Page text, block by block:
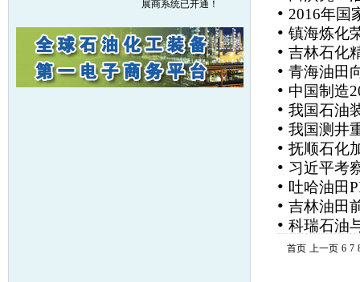
展商系统已开通！
• 2016年国
• 镇海炼化
• 吉林石化
• 青海油田
• 中国制造
• 我国石油
• 我国测井
• 抚顺石化
• 习近平考
• 吐哈油田
• 吉林油田
• 科瑞石油
首页 上一页 6 7